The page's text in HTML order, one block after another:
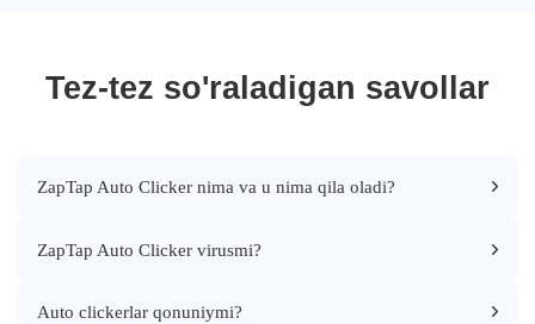
Tez-tez so'raladigan savollar
ZapTap Auto Clicker nima va u nima qila oladi?
ZapTap Auto Clicker virusmi?
Auto clickerlar qonuniymi?